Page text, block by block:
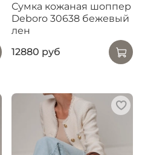
Сумка кожаная шоппер
Deboro 30638 бежевый
лен
12880 руб